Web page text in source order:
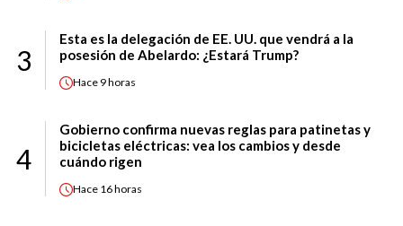
3
Esta es la delegación de EE. UU. que vendrá a la
posesión de Abelardo: ¿Estará Trump?
Hace 9 horas
4
Gobierno confirma nuevas reglas para patinetas y
bicicletas eléctricas: vea los cambios y desde
cuándo rigen
Hace 16 horas